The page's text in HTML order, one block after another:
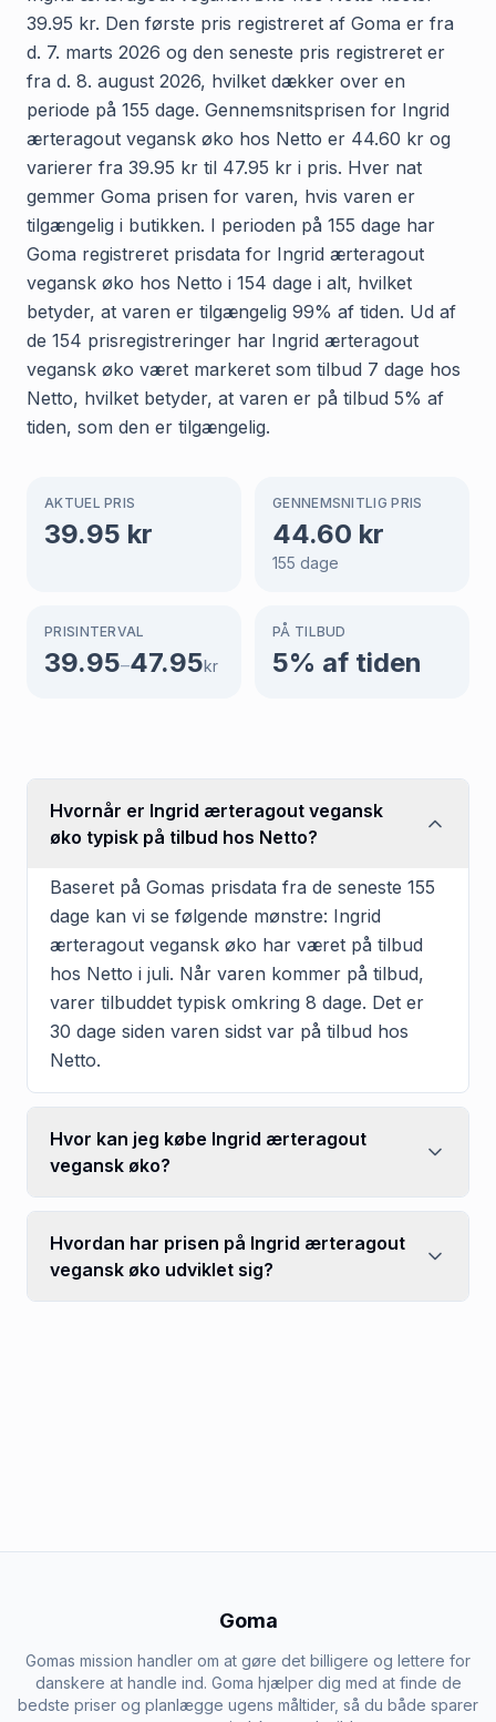
39.95 kr. Den første pris registreret af Goma er fra
d. 7. marts 2026 og den seneste pris registreret er
fra d. 8. august 2026, hvilket dækker over en
periode på 155 dage. Gennemsnitsprisen for Ingrid
ærteragout vegansk øko hos Netto er 44.60 kr og
varierer fra 39.95 kr til 47.95 kr i pris. Hver nat
gemmer Goma prisen for varen, hvis varen er
tilgængelig i butikken. I perioden på 155 dage har
Goma registreret prisdata for Ingrid ærteragout
vegansk øko hos Netto i 154 dage i alt, hvilket
betyder, at varen er tilgængelig 99% af tiden. Ud af
de 154 prisregistreringer har Ingrid ærteragout
vegansk øko været markeret som tilbud 7 dage hos
Netto, hvilket betyder, at varen er på tilbud 5% af
tiden, som den er tilgængelig.
AKTUEL PRIS
39.95 kr
GENNEMSNITLIG PRIS
44.60 kr
155 dage
PRISINTERVAL
39.95–47.95kr
PÅ TILBUD
5% af tiden
Hvornår er Ingrid ærteragout vegansk
øko typisk på tilbud hos Netto?
Baseret på Gomas prisdata fra de seneste 155
dage kan vi se følgende mønstre: Ingrid
ærteragout vegansk øko har været på tilbud
hos Netto i juli. Når varen kommer på tilbud,
varer tilbuddet typisk omkring 8 dage. Det er
30 dage siden varen sidst var på tilbud hos
Netto.
Hvor kan jeg købe Ingrid ærteragout
vegansk øko?
Hvordan har prisen på Ingrid ærteragout
vegansk øko udviklet sig?
Goma
Gomas mission handler om at gøre det billigere og lettere for
danskere at handle ind. Goma hjælper dig med at finde de
bedste priser og planlægge ugens måltider, så du både sparer